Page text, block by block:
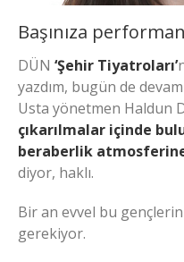
Başınıza
DÜN ‘Şehir Tiyatroları’
yazdım, bugün de
Usta yönetmen Haldun
çıkarılmalar içinde
beraberlik
diyor, haklı.
Bir an evvel bu
gerekiyor.